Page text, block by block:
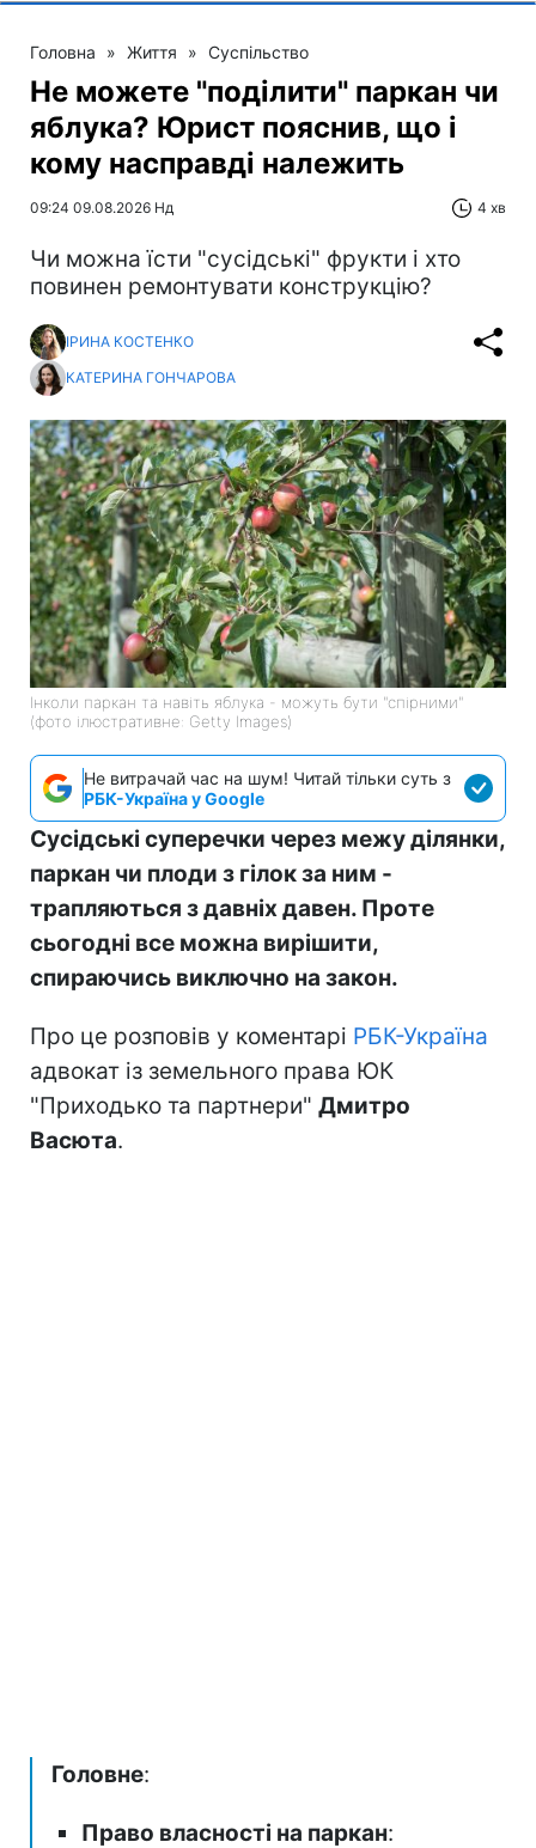
Головна » Життя » Суспільство
Не можете "поділити" паркан чи
яблука? Юрист пояснив, що і
кому насправді належить
09:24 09.08.2026 Нд 4 хв
Чи можна їсти "сусідські" фрукти і хто
повинен ремонтувати конструкцію?
ІРИНА КОСТЕНКО
КАТЕРИНА ГОНЧАРОВА
Інколи паркан та навіть яблука - можуть бути "спірними"
(фото ілюстративне: Getty Images)
Не витрачай час на шум! Читай тільки суть з
РБК-Україна у Google
Сусідські суперечки через межу ділянки,
паркан чи плоди з гілок за ним -
трапляються з давніх давен. Проте
сьогодні все можна вирішити,
спираючись виключно на закон.
Про це розповів у коментарі РБК-Україна
адвокат із земельного права ЮК
"Приходько та партнери" Дмитро
Васюта.
Головне:
Право власності на паркан: